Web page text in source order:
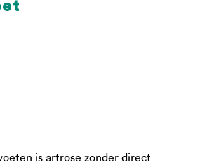
is artrose zonder direct